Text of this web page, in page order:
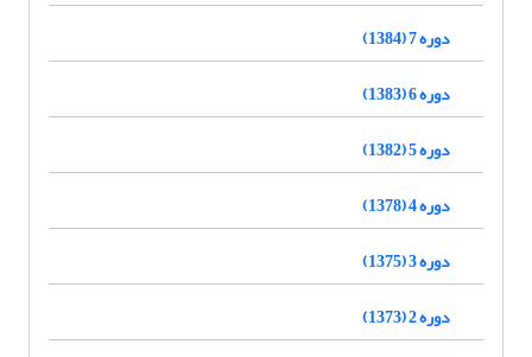
دوره 7 (1384)
دوره 6 (1383)
دوره 5 (1382)
دوره 4 (1378)
دوره 3 (1375)
دوره 2 (1373)